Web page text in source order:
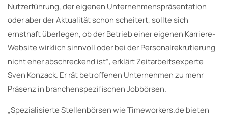
Nutzerführung, der eigenen Unternehmenspräsentation
oder aber der Aktualität schon scheitert, sollte sich
ernsthaft überlegen, ob der Betrieb einer eigenen Karriere-
Website wirklich sinnvoll oder bei der Personalrekrutierung
nicht eher abschreckend ist“, erklärt Zeitarbeitsexperte
Sven Konzack. Er rät betroffenen Unternehmen zu mehr
Präsenz in branchenspezifischen Jobbörsen.
„Spezialisierte Stellenbörsen wie Timeworkers.de bieten